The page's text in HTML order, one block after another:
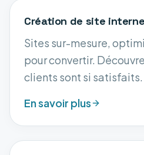
Création de site
Sites sur-mesure,
pour convertir.
clients sont si satisfaits.
En savoir plus